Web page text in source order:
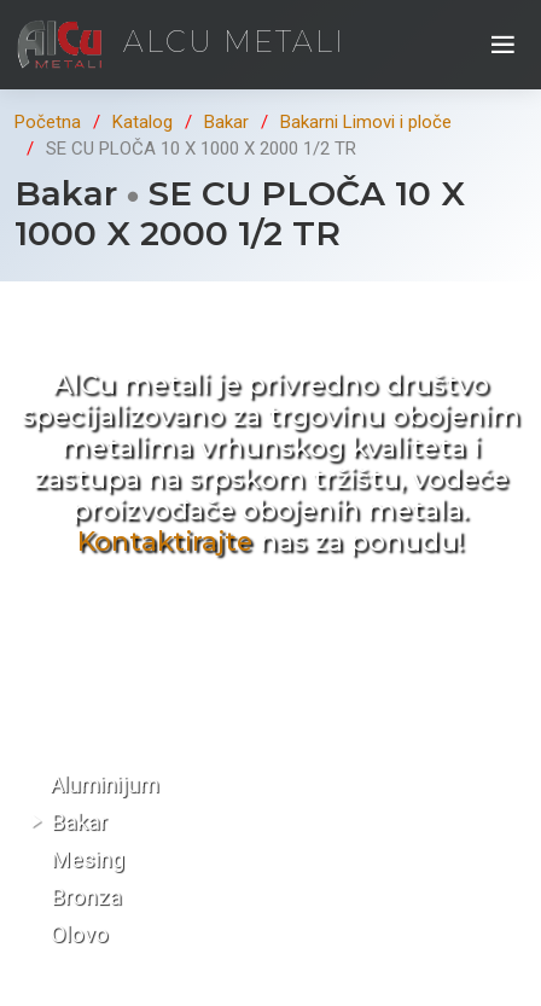
ALCU METALI
Početna Katalog Bakar
Bakarni Limovi i ploče
SE CU PLOČA 10 X 1000 X 2000 1/2 TR
Bakar
SE CU PLOČA 10 X
1000 X 2000 1/2 TR
AlCu metali je privredno društvo
specijalizovano za trgovinu obojenim
metalima vrhunskog kvaliteta i
zastupa na srpskom tržištu, vodeće
proizvođače obojenih metala.
Kontaktirajtenas za ponudu!
Aluminijum
Bakar
Mesing
Bronza
Olovo